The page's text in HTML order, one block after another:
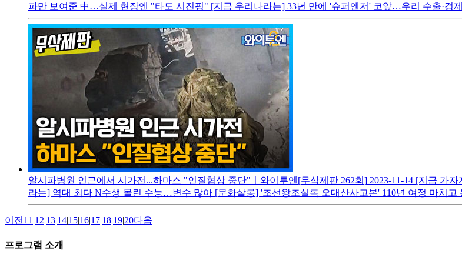
파만 보여준 中…실제 현장엔 "타도 시진핑" [지금 우리나라는] 33년 만에 '슈퍼엔저' 코앞…우리 수출·경제
알시파병원 인근에서 시가전...하마스 "인질협상 중단"ㅣ와이투엔[무삭제판 262회] 2023-11-14 [지금 가자
라는] 역대 최다 N수생 몰린 수능…변수 많아 [문화살롱] '조선왕조실록 오대산사고본' 110년 여정 마치고
이전 11 |12|13|14|15|16|17|18|19|20다음
프로그램 소개